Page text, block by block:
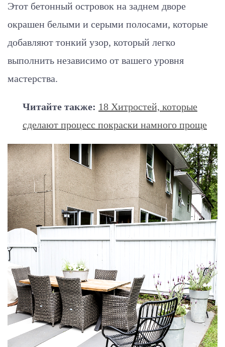
Этот бетонный островок на заднем дворе
окрашен белыми и серыми полосами, которые
добавляют тонкий узор, который легко
выполнить независимо от вашего уровня
мастерства.
Читайте также: 18 Хитростей, которые
сделают процесс покраски намного проще